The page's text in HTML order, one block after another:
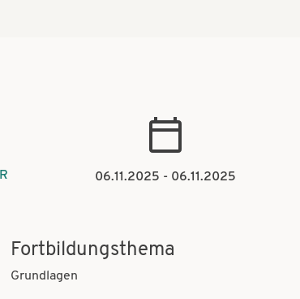
06.11.2025 - 06.11.2025
Fortbildungsthema
Grundlagen